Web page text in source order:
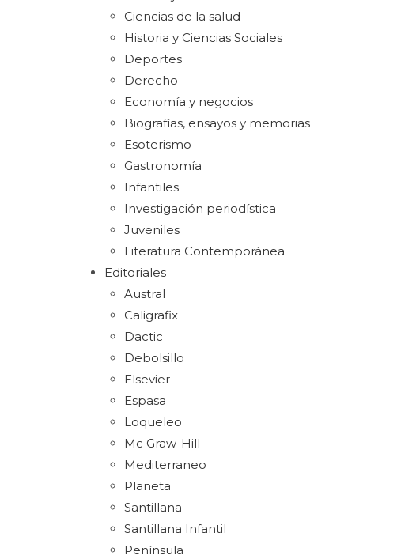
Ciencias de la salud
Historia y Ciencias Sociales
Deportes
Derecho
Economía y negocios
Biografías, ensayos y memorias
Esoterismo
Gastronomía
Infantiles
Investigación periodística
Juveniles
Literatura Contemporánea
Editoriales
Austral
Caligrafix
Dactic
Debolsillo
Elsevier
Espasa
Loqueleo
Mc Graw-Hill
Mediterraneo
Planeta
Santillana
Santillana Infantil
Península